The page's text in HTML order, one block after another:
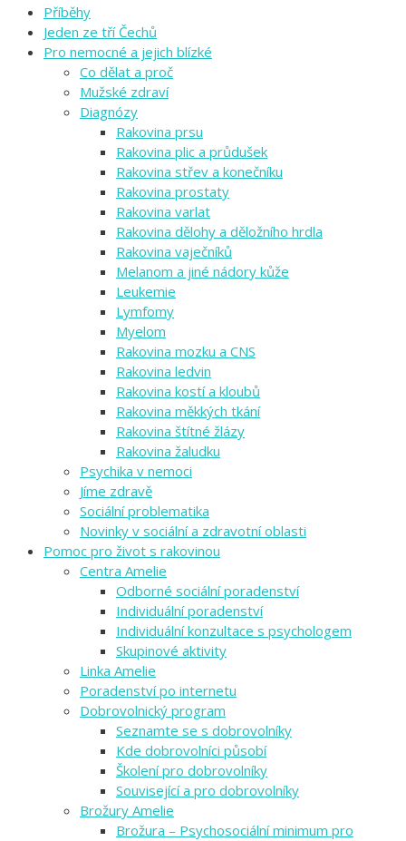
Příběhy
Jeden ze tří Čechů
Pro nemocné a jejich blízké
Co dělat a proč
Mužské zdraví
Diagnózy
Rakovina prsu
Rakovina plic a průdušek
Rakovina střev a konečníku
Rakovina prostaty
Rakovina varlat
Rakovina dělohy a děložního hrdla
Rakovina vaječníků
Melanom a jiné nádory kůže
Leukemie
Lymfomy
Myelom
Rakovina mozku a CNS
Rakovina ledvin
Rakovina kostí a kloubů
Rakovina měkkých tkání
Rakovina štítné žlázy
Rakovina žaludku
Psychika v nemoci
Jíme zdravě
Sociální problematika
Novinky v sociální a zdravotní oblasti
Pomoc pro život s rakovinou
Centra Amelie
Odborné sociální poradenství
Individuální poradenství
Individuální konzultace s psychologem
Skupinové aktivity
Linka Amelie
Poradenství po internetu
Dobrovolnický program
Seznamte se s dobrovolníky
Kde dobrovolníci působí
Školení pro dobrovolníky
Související a pro dobrovolníky
Brožury Amelie
Brožura – Psychosociální minimum pro